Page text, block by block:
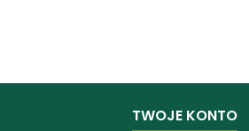
TWOJE KONTO